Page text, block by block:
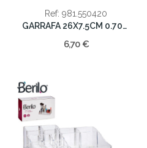
Ref: 981.550420
GARRAFA 26X7.5CM 0.70LT
6,70 €